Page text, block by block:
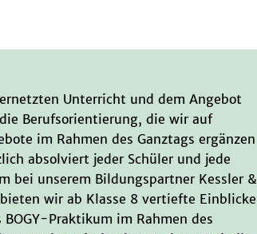
Unterricht und dem Angebot
Berufsorientierung, die wir auf
im Rahmen des Ganztags ergänzen
absolviert jeder Schüler und jede
bei unserem Bildungspartner Kessler &
wir ab Klasse 8 vertiefte Einblicke
Praktikum im Rahmen des